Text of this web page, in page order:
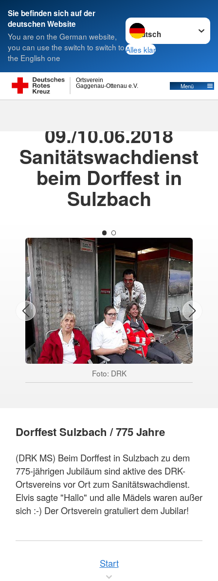
Sie befinden sich auf der
deutschen Website
You are on the German website,
you can use the switch to switch to
the English one
Sprache wechseln zu
Alles klar
Gaggenau-Ottenau e.V.
Ortsverein
Menü
Suche
09./10.06.2018
Sanitätswachdienst
beim Dorffest in
Sulzbach
Foto: DRK
Dorffest Sulzbach / 775 Jahre
(DRK MS) Beim Dorffest in Sulzbach zu dem
775-jährigen Jubiläum sind aktive des DRK-
Ortsvereins vor Ort zum Sanitätswachdienst.
Elvis sagte "Hallo" und alle Mädels waren außer
sich :-) Der Ortsverein gratuliert dem Jubilar!
Start